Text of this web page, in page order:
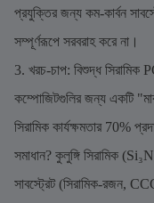
প্রযুক্তির জন্য কম-কার্বন
সম্পূর্ণরূপে সরবরাহ করে না।
3. খরচ-চাপ: বিশুদ্ধ
কম্পোজিটগুলির জন্য একটি
সিরামিক কার্যক্ষমতার 70%
সমাধান? কুলুঙ্গি সিরামিক
সাবস্ট্রেট (সিরামিক-রজন,